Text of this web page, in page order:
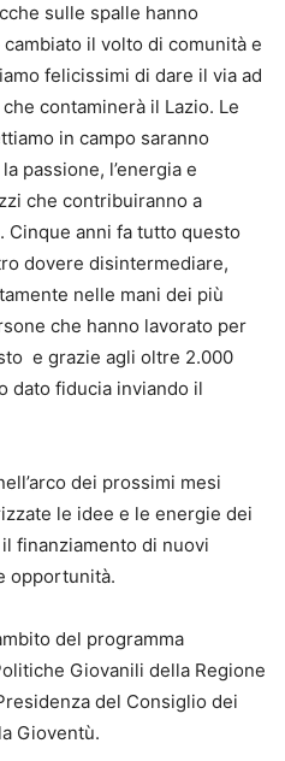
sulle spalle hanno
il volto di comunità e
felicissimi di dare il via ad
contaminerà il Lazio. Le
in campo saranno
passione, l’energia e
che contribuiranno a
Cinque anni fa tutto questo
dovere disintermediare,
nelle mani dei più
che hanno lavorato per
e grazie agli oltre 2.000
dato fiducia inviando il
dei prossimi mesi
le idee e le energie dei
finanziamento di nuovi
opportunità.
del programma
Giovanili della Regione
del Consiglio dei
Gioventù.